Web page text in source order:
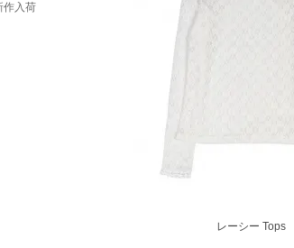
作入荷
レーシー Tops